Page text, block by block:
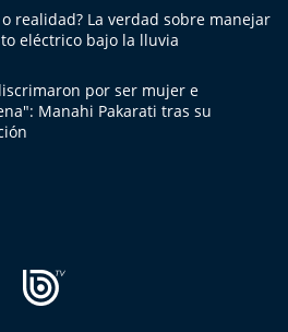
realidad? La verdad sobre manejar
eléctrico bajo la lluvia
por ser mujer e
Manahi Pakarati tras su